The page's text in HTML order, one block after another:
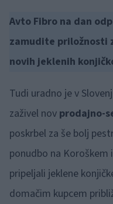
Avto Fibro na dan
zamudite priložnosti
novih jeklenih
Tudi uradno je v
zaživel nov prodajno-
poskrbel za še bolj
ponudbo na Koroškem
pripeljali jeklene
domačim kupcem